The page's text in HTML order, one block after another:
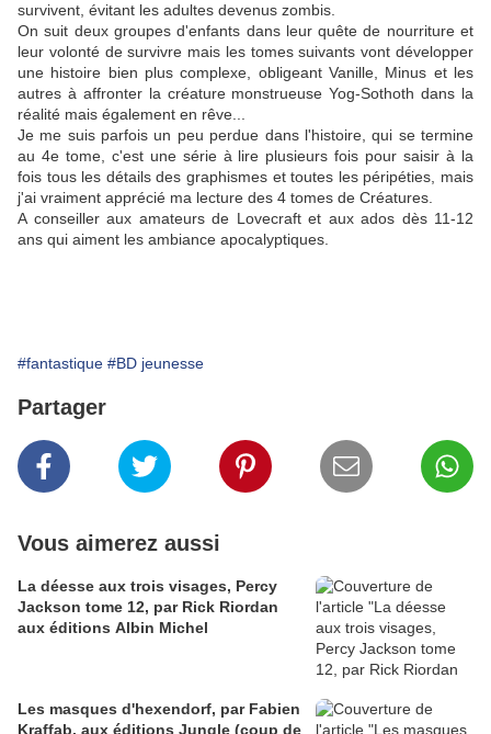
survivent, évitant les adultes devenus zombis.
On suit deux groupes d'enfants dans leur quête de nourriture et
leur volonté de survivre mais les tomes suivants vont développer
une histoire bien plus complexe, obligeant Vanille, Minus et les
autres à affronter la créature monstrueuse Yog-Sothoth dans la
réalité mais également en rêve...
Je me suis parfois un peu perdue dans l'histoire, qui se termine
au 4e tome, c'est une série à lire plusieurs fois pour saisir à la
fois tous les détails des graphismes et toutes les péripéties, mais
j'ai vraiment apprécié ma lecture des 4 tomes de Créatures.
A conseiller aux amateurs de Lovecraft et aux ados dès 11-12
ans qui aiment les ambiance apocalyptiques.
#fantastique #BD jeunesse
Partager
Vous aimerez aussi
La déesse aux trois visages, Percy
Jackson tome 12, par Rick Riordan
aux éditions Albin Michel
Les masques d'hexendorf, par Fabien
Kraffab, aux éditions Jungle (coup de